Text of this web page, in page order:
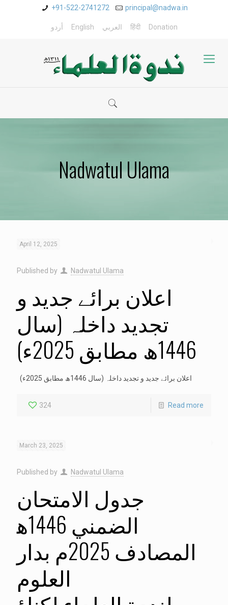
+91-522-2741272 principal@nadwa.in
أردو English العربي हिंदी Donation
Nadwatul Ulama
April 12, 2025
Published by Nadwatul Ulama
اعلان برائے جدید و
تجدید داخلہ (سال
1446ھ مطابق 2025ء)
324 Read more
March 23, 2025
Published by Nadwatul Ulama
جدول الامتحان
الضمني 1446ه‍
المصادف 2025م بدار
العلوم